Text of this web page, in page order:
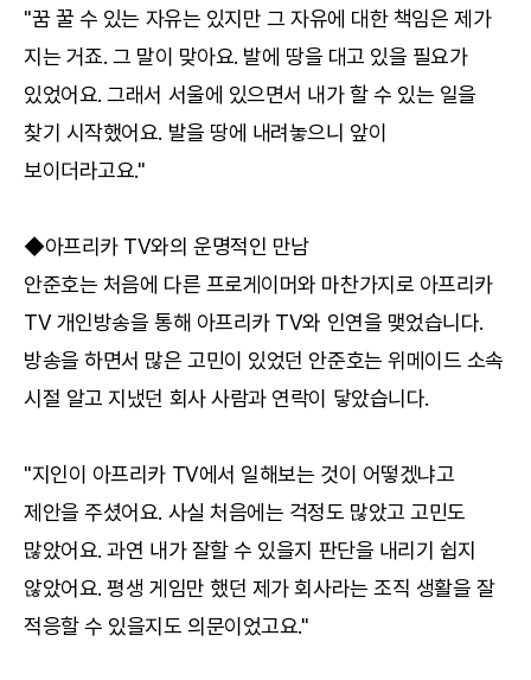
"꿈 꿀 수 있는 자유는 있지만 그 자유에 대한 책임은 제가
지는 거죠. 그 말이 맞아요. 발에 땅을 대고 있을 필요가
있었어요. 그래서 서울에 있으면서 내가 할 수 있는 일을
찾기 시작했어요. 발을 땅에 내려놓으니 앞이
보이더라고요."
◆아프리카 TV와의 운명적인 만남
안준호는 처음에 다른 프로게이머와 마찬가지로 아프리카
TV 개인방송을 통해 아프리카 TV와 인연을 맺었습니다.
방송을 하면서 많은 고민이 있었던 안준호는 위메이드 소속
시절 알고 지냈던 회사 사람과 연락이 닿았습니다.
"지인이 아프리카 TV에서 일해보는 것이 어떻겠냐고
제안을 주셨어요. 사실 처음에는 걱정도 많았고 고민도
많았어요. 과연 내가 잘할 수 있을지 판단을 내리기 쉽지
않았어요. 평생 게임만 했던 제가 회사라는 조직 생활을 잘
적응할 수 있을지도 의문이었고요."